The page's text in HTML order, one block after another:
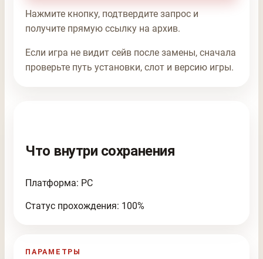
Нажмите кнопку, подтвердите запрос и
получите прямую ссылку на архив.
Если игра не видит сейв после замены, сначала
проверьте путь установки, слот и версию игры.
Что внутри сохранения
Платформа: PC
Статус прохождения: 100%
ПАРАМЕТРЫ